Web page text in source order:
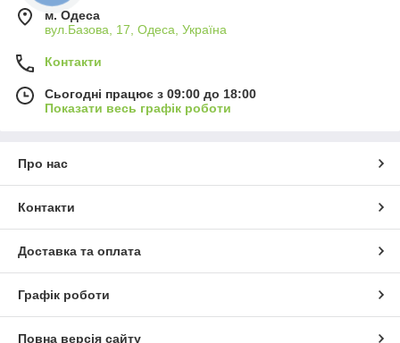
м. Одеса
вул.Базова, 17, Одеса, Україна
Контакти
Сьогодні працює з 09:00 до 18:00
Показати весь графік роботи
Про нас
Контакти
Доставка та оплата
Графік роботи
Повна версія сайту